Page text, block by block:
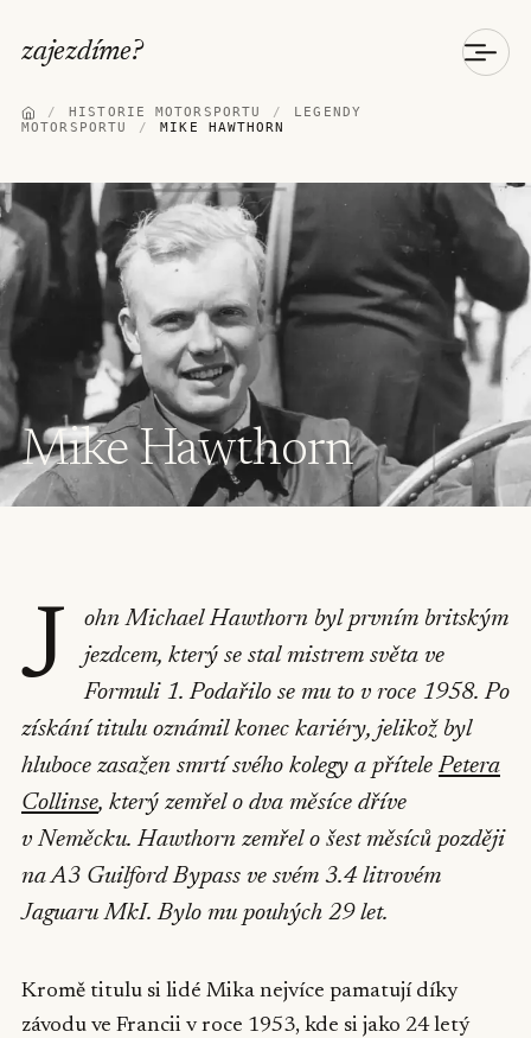
zajezdíme?
/ HISTORIE MOTORSPORTU /
LEGENDY
MOTORSPORTU
/ MIKE HAWTHORN
Mike Hawthorn
J
ohn Michael Hawthorn byl prvním britským
jezdcem, který se stal mistrem světa ve
Formuli 1. Podařilo se mu to v roce 1958. Po
získání titulu oznámil konec kariéry, jelikož byl
hluboce zasažen smrtí svého kolegy a přítelePetera
Collinse, který zemřel o dva měsíce dříve
v Neměcku. Hawthorn zemřel o šest měsíců později
na A3 Guilford Bypass ve svém 3.4 litrovém
Jaguaru MkI. Bylo mu pouhých 29 let.
Kromě titulu si lidé Mika nejvíce pamatují díky
závodu ve Francii v roce 1953, kde si jako 24 letý